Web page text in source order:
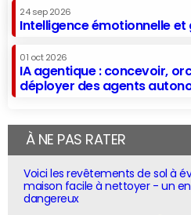
24 sep 2026
Intelligence émotionnelle et
01 oct 2026
IA agentique : concevoir,
déployer des agents
À NE PAS RATER
Voici les revêtements de sol à
maison facile à nettoyer - un
dangereux